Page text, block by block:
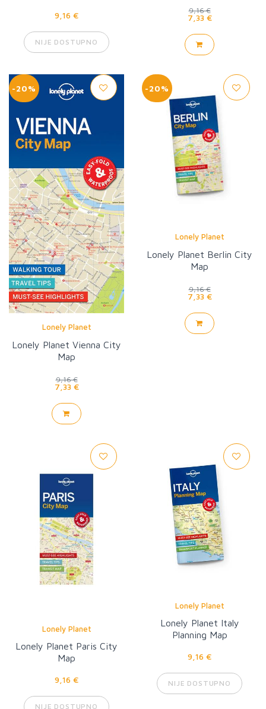
9,16 €
NIJE DOSTUPNO
9,16 €
7,33 €
-20%
Lonely Planet
Lonely Planet Vienna City
Map
9,16 €
7,33 €
-20%
Lonely Planet
Lonely Planet Berlin City
Map
9,16 €
7,33 €
Lonely Planet
Lonely Planet Paris City
Map
9,16 €
NIJE DOSTUPNO
Lonely Planet
Lonely Planet Italy
Planning Map
9,16 €
NIJE DOSTUPNO